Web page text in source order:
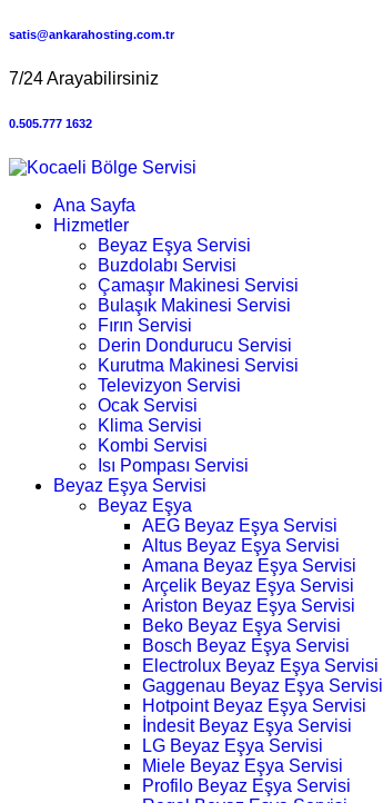
satis@ankarahosting.com.tr
7/24 Arayabilirsiniz
0.505.777 1632
Ana Sayfa
Hizmetler
Beyaz Eşya Servisi
Buzdolabı Servisi
Çamaşır Makinesi Servisi
Bulaşık Makinesi Servisi
Fırın Servisi
Derin Dondurucu Servisi
Kurutma Makinesi Servisi
Televizyon Servisi
Ocak Servisi
Klima Servisi
Kombi Servisi
Isı Pompası Servisi
Beyaz Eşya Servisi
Beyaz Eşya
AEG Beyaz Eşya Servisi
Altus Beyaz Eşya Servisi
Amana Beyaz Eşya Servisi
Arçelik Beyaz Eşya Servisi
Ariston Beyaz Eşya Servisi
Beko Beyaz Eşya Servisi
Bosch Beyaz Eşya Servisi
Electrolux Beyaz Eşya Servisi
Gaggenau Beyaz Eşya Servisi
Hotpoint Beyaz Eşya Servisi
İndesit Beyaz Eşya Servisi
LG Beyaz Eşya Servisi
Miele Beyaz Eşya Servisi
Profilo Beyaz Eşya Servisi